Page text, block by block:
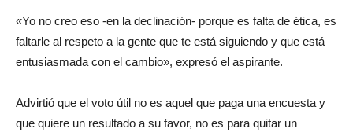
«Yo no creo eso -en la declinación- porque es falta de ética, es
faltarle al respeto a la gente que te está siguiendo y que está
entusiasmada con el cambio», expresó el aspirante.
Advirtió que el voto útil no es aquel que paga una encuesta y
que quiere un resultado a su favor, no es para quitar un